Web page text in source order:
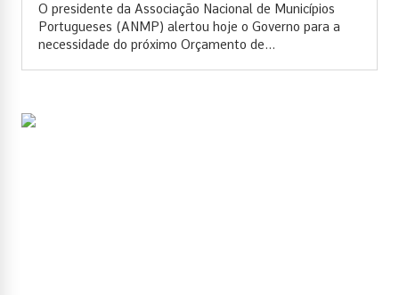
O presidente da Associação Nacional de Municípios
Portugueses (ANMP) alertou hoje o Governo para a
necessidade do próximo Orçamento de...